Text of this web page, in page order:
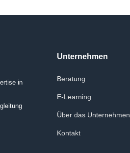
in
Unternehmen
Beratung
E-Learning
Über das Unternehmen
Kontakt